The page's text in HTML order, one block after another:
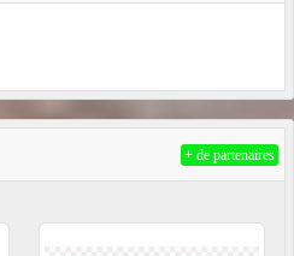
+ de partenaires